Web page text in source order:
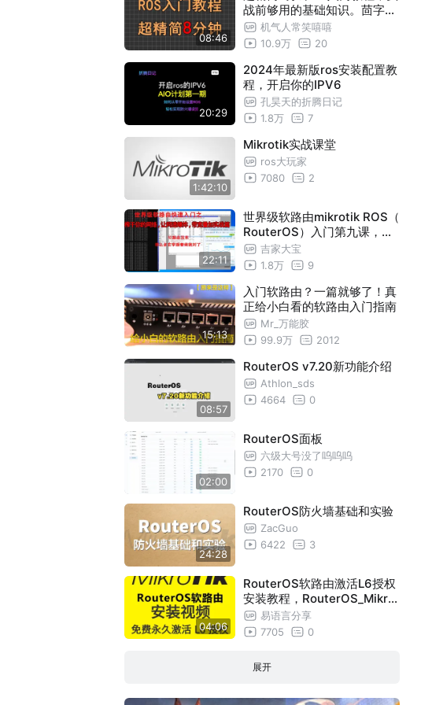
08:46
战前够用的基础知识。茴字有
四种写法，但你只要会一种
机气人常笑嘻嘻
10.9万
20
20:29
2024年最新版ros安装配置教
程，开启你的IPV6
孔昊天的折腾日记
1.8万
7
1:42:10
Mikrotik实战课堂
ros大玩家
7080
2
22:11
世界级软路由mikrotik ROS（
RouterOS）入门第九课，教
你快速使用专业设备上网教程
之RouterOS宽带叠加网速翻
吉家大宝
1.8万
9
15:13
入门软路由？一篇就够了！真
正给小白看的软路由入门指南
Mr_万能胶
99.9万
2012
08:57
RouterOS v7.20新功能介绍
Athlon_sds
4664
0
02:00
RouterOS面板
六级大号没了呜呜呜
2170
0
24:28
RouterOS防火墙基础和实验
ZacGuo
6422
3
04:06
RouterOS软路由激活L6授权
安装教程，RouterOS_Mikro
Tik软路由安装
易语言分享
7705
0
展开